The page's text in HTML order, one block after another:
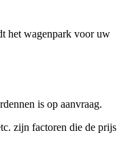
het wagenpark voor uw
is op aanvraag.
zijn factoren die de prijs